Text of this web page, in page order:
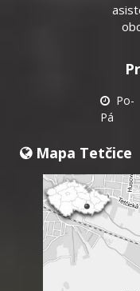
Po-
Pá
Mapa Tetčice